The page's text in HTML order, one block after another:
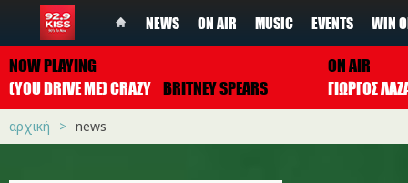
NEWS ON AIR MUSIC EVENTS WIN
NOW PLAYING
(YOU DRIVE ME) CRAZY BRITNEY SPEARS
ON AIR
ΓΙΩΡΓΟΣ
αρχική news